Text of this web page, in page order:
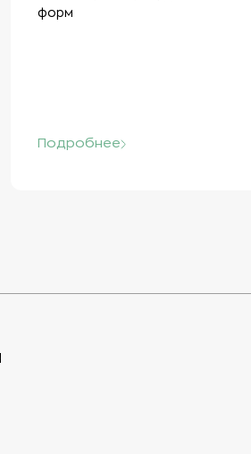
форм
Подробнее